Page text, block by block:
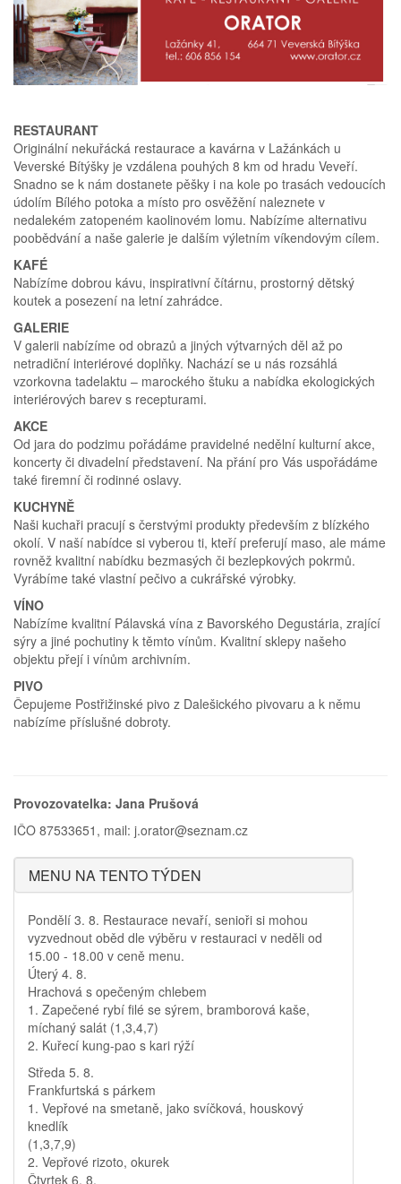
RESTAURANT
Originální nekuřácká restaurace a kavárna v Lažánkách u
Veverské Bítýšky je vzdálena pouhých 8 km od hradu Veveří.
Snadno se k nám dostanete pěšky i na kole po trasách vedoucích
údolím Bílého potoka a místo pro osvěžění naleznete v
nedalekém zatopeném kaolinovém lomu. Nabízíme alternativu
poobědvání a naše galerie je dalším výletním víkendovým cílem.
KAFÉ
Nabízíme dobrou kávu, inspirativní čítárnu, prostorný dětský
koutek a posezení na letní zahrádce.
GALERIE
V galerii nabízíme od obrazů a jiných výtvarných děl až po
netradiční interiérové doplňky. Nachází se u nás rozsáhlá
vzorkovna tadelaktu – marockého štuku a nabídka ekologických
interiérových barev s recepturami.
AKCE
Od jara do podzimu pořádáme pravidelné nedělní kulturní akce,
koncerty či divadelní představení. Na přání pro Vás uspořádáme
také firemní či rodinné oslavy.
KUCHYNĚ
Naši kuchaři pracují s čerstvými produkty především z blízkého
okolí. V naší nabídce si vyberou ti, kteří preferují maso, ale máme
rovněž kvalitní nabídku bezmasých či bezlepkových pokrmů.
Vyrábíme také vlastní pečivo a cukrářské výrobky.
VÍNO
Nabízíme kvalitní Pálavská vína z Bavorského Degustária, zrající
sýry a jiné pochutiny k těmto vínům. Kvalitní sklepy našeho
objektu přejí i vínům archivním.
PIVO
Čepujeme Postřižinské pivo z Dalešického pivovaru a k němu
nabízíme příslušné dobroty.
Provozovatelka: Jana Prušová
IČO 87533651, mail: j.orator@seznam.cz
MENU NA TENTO TÝDEN
Pondělí 3. 8. Restaurace nevaří, senioři si mohou
vyzvednout oběd dle výběru v restauraci v neděli od
15.00 - 18.00 v ceně menu.
Úterý 4. 8.
Hrachová s opečeným chlebem
1. Zapečené rybí filé se sýrem, bramborová kaše,
míchaný salát (1,3,4,7)
2. Kuřecí kung-pao s kari rýží
Středa 5. 8.
Frankfurtská s párkem
1. Vepřové na smetaně, jako svíčková, houskový
knedlík
(1,3,7,9)
2. Vepřové rizoto, okurek
Čtvrtek 6. 8.